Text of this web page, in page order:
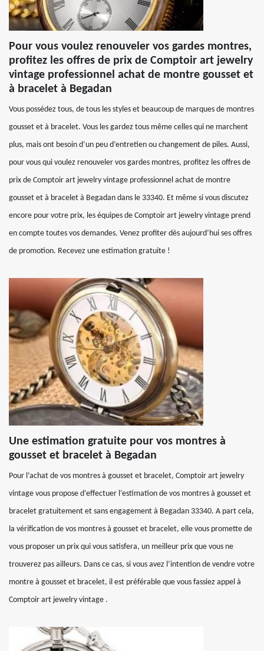
Pour vous voulez renouveler vos gardes montres,
profitez les offres de prix de Comptoir art jewelry
vintage professionnel achat de montre gousset et
à bracelet à Begadan
Vous possédez tous, de tous les styles et beaucoup de marques de montres
gousset et à bracelet. Vous les gardez tous même celles qui ne marchent
plus, mais ont besoin d’un peu d’entretien ou changement de piles. Aussi,
pour vous qui voulez renouveler vos gardes montres, profitez les offres de
prix de Comptoir art jewelry vintage professionnel achat de montre
gousset et à bracelet à Begadan dans le 33340. Et même si vous discutez
encore pour votre prix, les équipes de Comptoir art jewelry vintage prend
en compte toutes vos demandes. Venez profiter dès aujourd’hui ses offres
de promotion. Recevez une estimation gratuite !
Une estimation gratuite pour vos montres à
gousset et bracelet à Begadan
Pour l’achat de vos montres à gousset et bracelet, Comptoir art jewelry
vintage vous propose d’effectuer l’estimation de vos montres à gousset et
bracelet gratuitement et sans engagement à Begadan 33340. A part cela,
la vérification de vos montres à gousset et bracelet, elle vous promette de
vous proposer un prix qui vous satisfera, un meilleur prix que vous ne
trouverez pas ailleurs. Dans ce cas, si vous avez l’intention de vendre votre
montre à gousset et bracelet, il est préférable que vous fassiez appel à
Comptoir art jewelry vintage .